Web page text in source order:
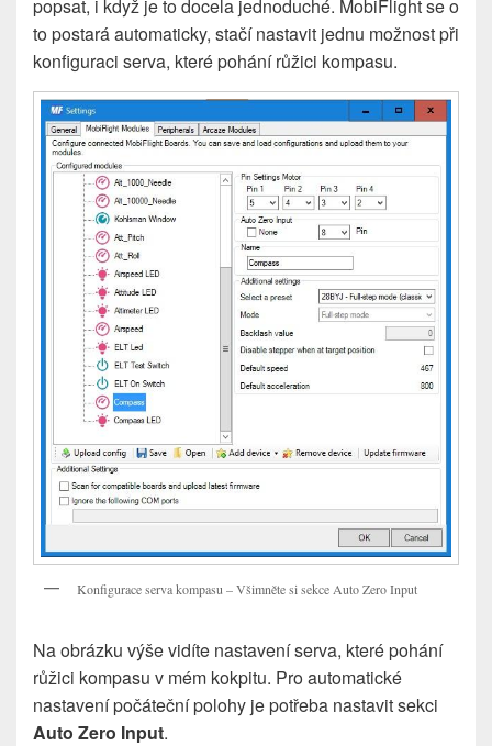
popsat, i když je to docela jednoduché. MobiFlight se o
to postará automaticky, stačí nastavit jednu možnost při
konfiguraci serva, které pohání růžici kompasu.
Konfigurace serva kompasu – Všimněte si sekce Auto Zero Input
Na obrázku výše vidíte nastavení serva, které pohání
růžici kompasu v mém kokpitu. Pro automatické
nastavení počáteční polohy je potřeba nastavit sekci
Auto Zero Input.